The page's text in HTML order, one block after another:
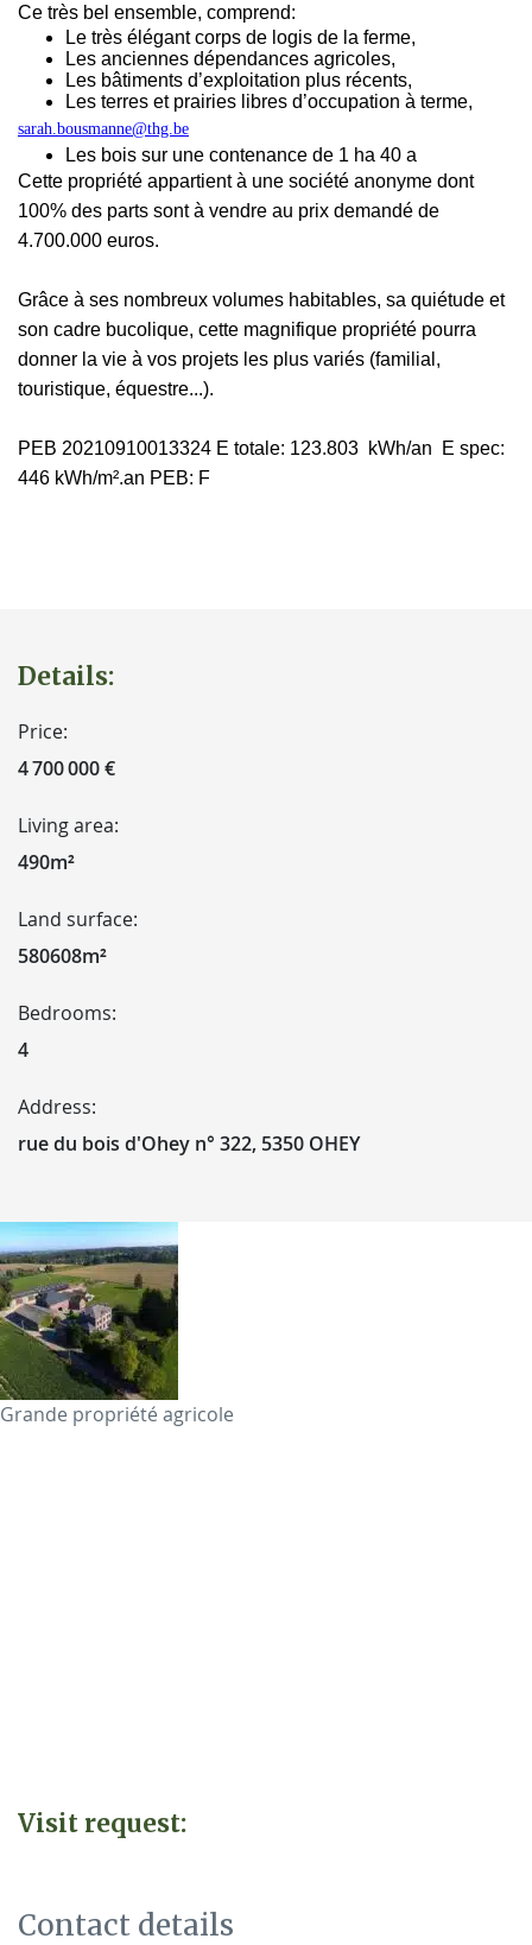
Ce très bel ensemble, comprend:
Le très élégant corps de logis de la ferme,
Les anciennes dépendances agricoles,
Les bâtiments d’exploitation plus récents,
Les terres et prairies libres d’occupation à terme,
sarah.bousmanne@thg.be
Les bois sur une contenance de 1 ha 40 a
Cette propriété appartient à une société anonyme dont
100% des parts sont à vendre au prix demandé de
4.700.000 euros.
Grâce à ses nombreux volumes habitables, sa quiétude et
son cadre bucolique, cette magnifique propriété pourra
donner la vie à vos projets les plus variés (familial,
touristique, équestre...).
PEB 20210910013324 E totale: 123.803 kWh/an E spec:
446 kWh/m².an PEB: F
Details:
Price:
4 700 000 €
Living area:
490m²
Land surface:
580608m²
Bedrooms:
4
Address:
rue du bois d'Ohey n° 322, 5350 OHEY
Grande propriété agricole
Visit request:
Contact details